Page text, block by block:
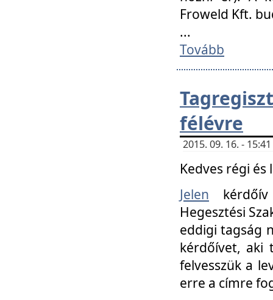
Froweld Kft.
...
Tovább
félévre
2015. 09. 16. -
Kedves régi
Jelen
Hegesztési
eddigi tagság
kérdőívet, aki
felvesszük a
erre a címre